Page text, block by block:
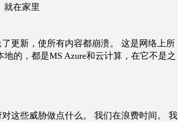
就在家里
更新，使所有内容都崩溃。 这是网络上所
的，都是MS Azure和云计算，在它不是之
这些威胁做点什么。 我们在浪费时间。 我